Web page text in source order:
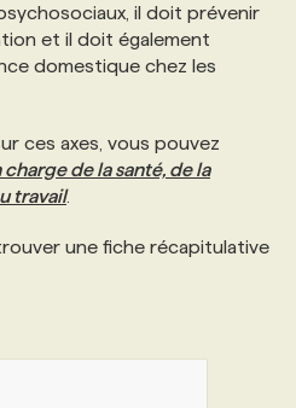
il doit prévenir
et il doit également
domestique chez les
ces axes, vous pouvez
charge de la santé, de la
travail.
une fiche récapitulative